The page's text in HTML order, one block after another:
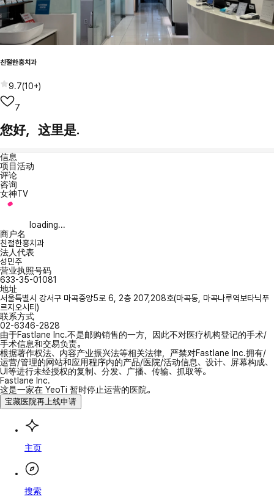
친절한홍치과
9.7(10+)
7
您好，这里是.
信息
项目活动
评论
咨询
女神TV
loading...
商户名
친절한홍치과
法人代表
성민주
营业执照号码
633-35-01081
地址
서울특별시 강서구 마곡중앙5로 6, 2층 207,208호(마곡동, 마곡나루역보타닉푸
르지오시티)
联系方式
02-6346-2828
由于Fastlane Inc.不是邮购销售的一方，因此不对医疗机构登记的手术/
手术信息和交易负责。
根据著作权法、内容产业振兴法等相关法律，严禁对Fastlane Inc.拥有/
运营/管理的网站和应用程序内的产品/医院/活动信息、设计、屏幕构成、
UI等进行未经授权的复制、分发、广播、传输、抓取等。
Fastlane Inc.
这是一家在 YeoTi 暂时停止运营的医院。
宝藏医院再上线申请
主页
搜索